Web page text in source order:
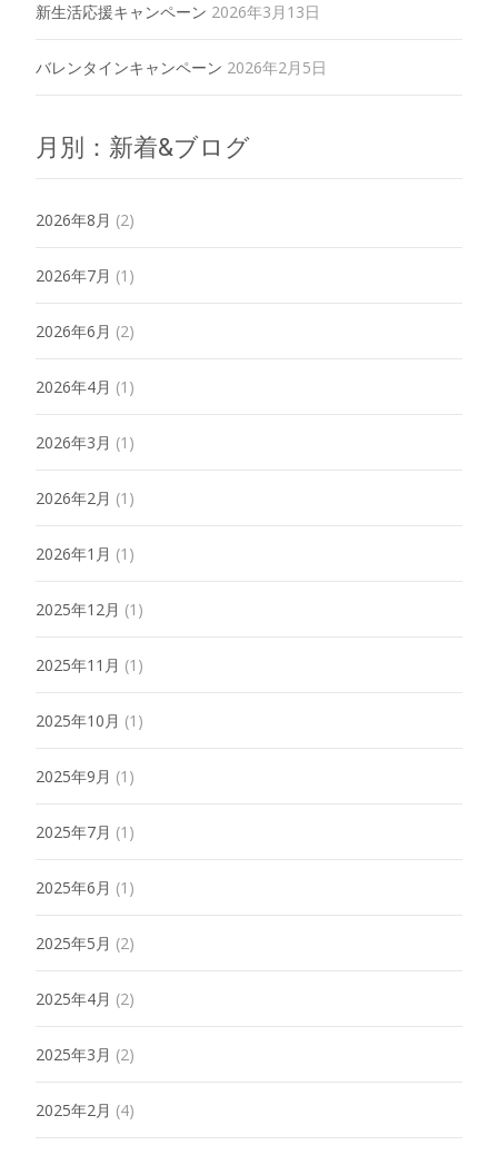
新生活応援キャンペーン 2026年3月13日
バレンタインキャンペーン 2026年2月5日
月別：新着&ブログ
2026年8月 (2)
2026年7月 (1)
2026年6月 (2)
2026年4月 (1)
2026年3月 (1)
2026年2月 (1)
2026年1月 (1)
2025年12月 (1)
2025年11月 (1)
2025年10月 (1)
2025年9月 (1)
2025年7月 (1)
2025年6月 (1)
2025年5月 (2)
2025年4月 (2)
2025年3月 (2)
2025年2月 (4)